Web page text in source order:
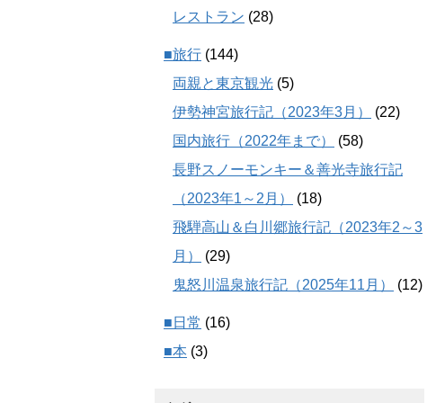
レストラン (28)
■旅行 (144)
両親と東京観光 (5)
伊勢神宮旅行記（2023年3月）
(22)
国内旅行（2022年まで）
(58)
長野スノーモンキー＆善光寺旅行記
（2023年1～2月）
(18)
飛騨高山＆白川郷旅行記（2023年2～3
月）
(29)
鬼怒川温泉旅行記（2025年11月）
(12)
■日常 (16)
■本 (3)